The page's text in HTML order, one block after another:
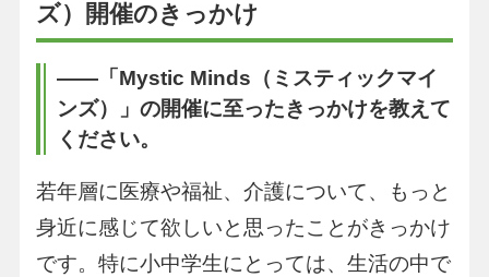
ズ）開催のきっかけ
――「Mystic Minds（ミスティックマイ
ンズ）」の開催に至ったきっかけを教えて
ください。
若年層に医療や福祉、介護について、もっと
身近に感じて欲しいと思ったことがきっかけ
です。特に小中学生にとっては、生活の中で